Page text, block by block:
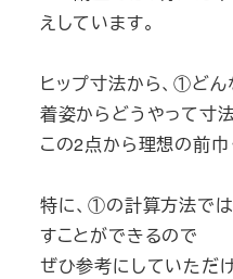
えしています。
ヒップ寸法から、①ど
着姿からどうやって寸
この2点から理想の前巾
特に、①の計算方法で
すことができるので
ぜひ参考にしていただ